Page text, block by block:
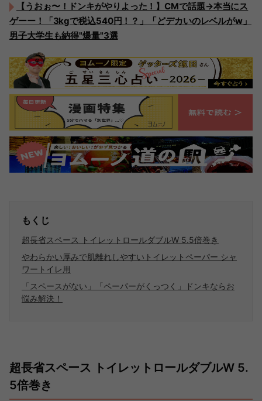
【うおぉ〜！ドンキがやりよった！】CMで話題→本当にス
ゲーー！「3kgで税込540円！？」「どデカいのレベルがw」
男子大学生も納得"爆量"3選
もくじ
超長省スペース トイレットロールダブルW 5.5倍巻き
やわらかい厚みで肌離れしやすいトイレットペーパー シャ
ワートイレ用
「スペースがない」「ペーパーがくっつく」ドンキならお
悩み解決！
超長省スペース トイレットロールダブルW 5.
5倍巻き